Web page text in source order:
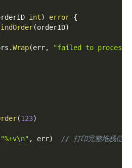
int) error {
(orderID)
.Wrap(err,
"failed to process
(123)
"%+v\n" , err)
// 打印完整堆栈信息